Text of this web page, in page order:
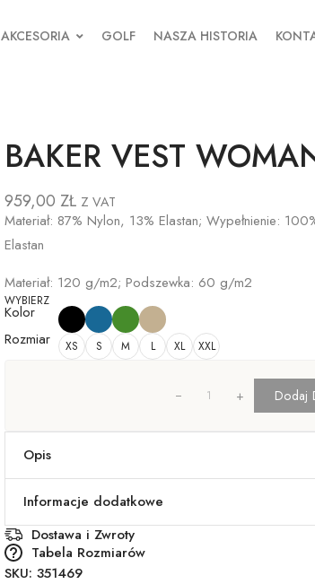
AKCESORIA GOLF NASZA HISTORIA
BAKER VEST
959,00 ZŁ Z VAT
Materiał: 87% Nylon, 13% Elastan; Wypełnienie:
Elastan
Materiał: 120 g/m2; Podszewka: 60 g/m2
WYBIERZ
Kolor
Rozmiar
XS S M L XL XXL
+ Dodaj
Opis
Informacje dodatkowe
Dostawa i Zwroty
Tabela Rozmiarów
SKU: 351469